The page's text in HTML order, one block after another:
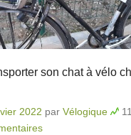
son chat à vélo
2022 par Vélogique